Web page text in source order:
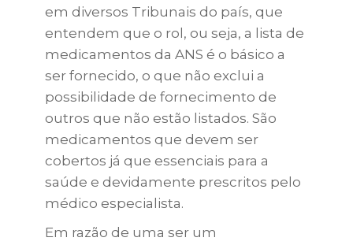
em diversos Tribunais do país, que
entendem que o rol, ou seja, a lista de
medicamentos da ANS é o básico a
ser fornecido, o que não exclui a
possibilidade de fornecimento de
outros que não estão listados. São
medicamentos que devem ser
cobertos já que essenciais para a
saúde e devidamente prescritos pelo
médico especialista.
Em razão de uma ser um